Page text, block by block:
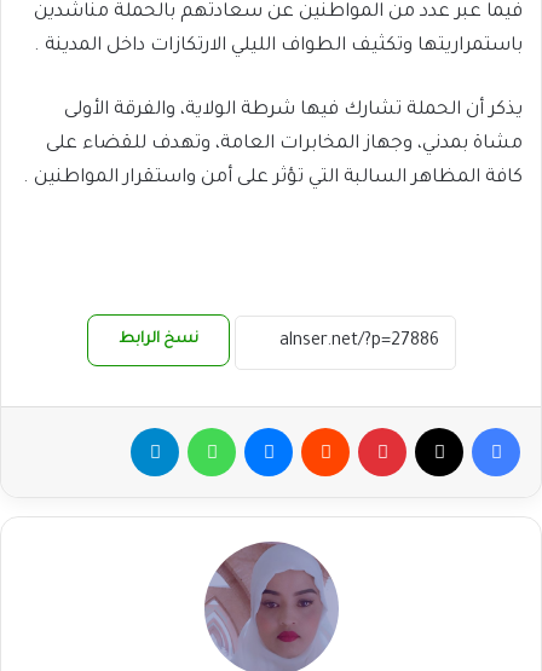
فيما عبر عدد من المواطنين عن سعادتهم بالحملة مناشدين
باستمراريتها وتكثيف الطواف الليلي الارتكازات داخل المدينة .
يذكر أن الحملة تشارك فيها شرطة الولاية، والفرقة الأولى
مشاة بمدني، وجهاز المخابرات العامة، وتهدف للقضاء على
كافة المظاهر السالبة التي تؤثر على أمن واستقرار المواطنين .
نسخ الرابط
فيسبوك بينتيريست ماسنجر واتساب